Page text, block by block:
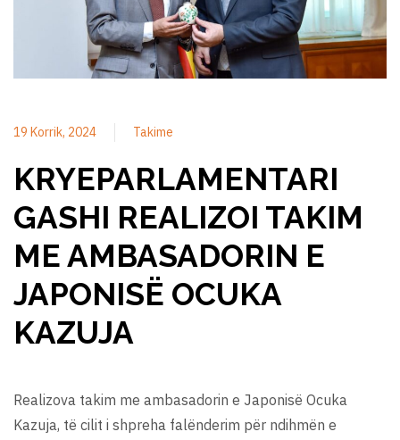
19 Korrik, 2024 Takime
KRYEPARLAMENTARI
GASHI REALIZOI TAKIM
ME AMBASADORIN E
JAPONISË OCUKA
KAZUJA
Realizova takim me ambasadorin e Japonisë Ocuka
Kazuja, të cilit i shpreha falënderim për ndihmën e